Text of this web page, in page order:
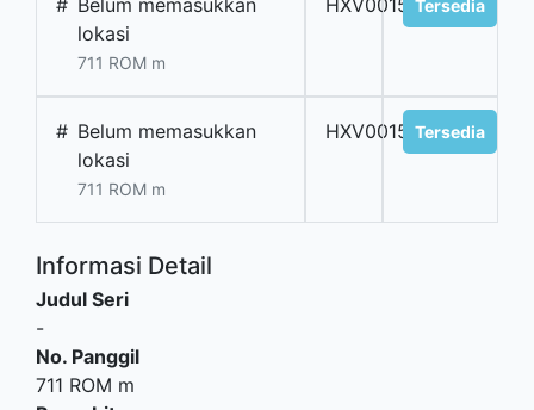
# Belum memasukkan
lokasi
711 ROM m
HXV00154Tersedia
# Belum memasukkan
lokasi
711 ROM m
HXV00155Tersedia
Informasi Detail
Judul Seri
-
No. Panggil
711 ROM m